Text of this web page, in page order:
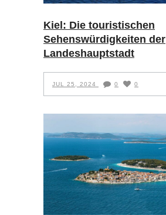
Kiel: Die touristischen
Sehenswürdigkeiten der
Landeshauptstadt
JUL 25, 2024 0 0